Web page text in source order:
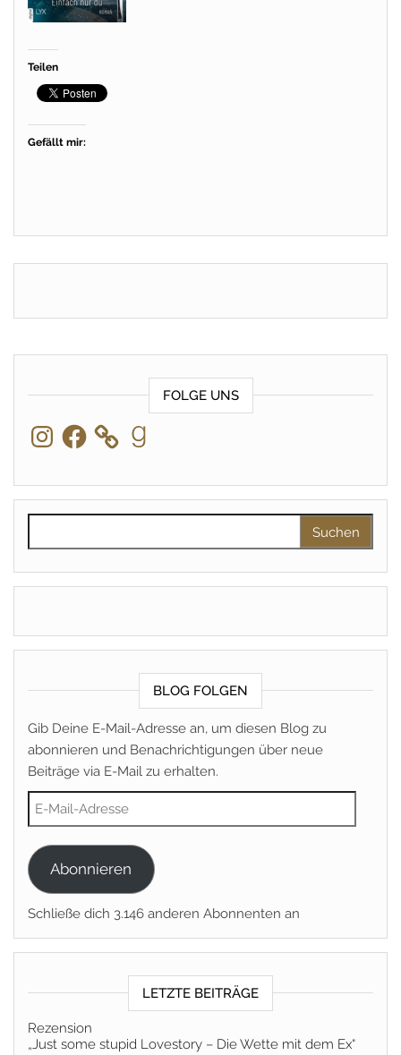
Teilen
Gefällt mir:
FOLGE UNS
InstagramFacebook Goodreads
BLOG FOLGEN
Gib Deine E-Mail-Adresse an, um diesen Blog zu
abonnieren und Benachrichtigungen über neue
Beiträge via E-Mail zu erhalten.
E-Mail-Adresse
Abonnieren
Schließe dich 3.146 anderen Abonnenten an
LETZTE BEITRÄGE
Rezension
„Just some stupid Lovestory – Die Wette mit dem Ex“